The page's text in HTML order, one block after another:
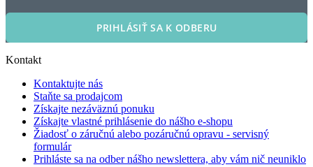
PRIHLÁSIŤ SA K ODBERU
Kontakt
Kontaktujte nás
Staňte sa prodajcom
Získajte nezáväznú ponuku
Získajte vlastné prihlásenie do nášho e-shopu
Žiadosť o záručnú alebo pozáručnú opravu - servisný
formulár
Prihláste sa na odber nášho newslettera, aby vám nič neuniklo